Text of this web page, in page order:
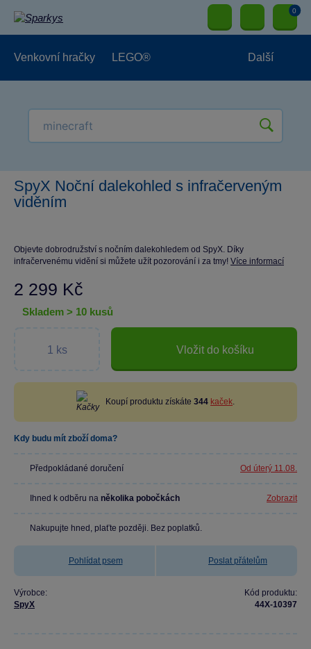
0
Venkovní hračky LEGO® Další
SpyX Noční dalekohled s infračerveným
viděním
Objevte dobrodružství s nočním dalekohledem od SpyX. Díky
infračervenému vidění si můžete užít pozorování i za tmy! Více informací
2 299 Kč
skladem > 10 kusů
Vložit do košíku
Koupí produktu získáte 344 kaček.
Kdy budu mít zboží doma?
Předpokládané doručení Od úterý 11.08.
Ihned k odběru na několika pobočkách Zobrazit
Nakupujte hned, plaťte později. Bez poplatků.
Pohlídat psem Poslat přátelům
Výrobce:
SpyX
Kód produktu:
44X-10397